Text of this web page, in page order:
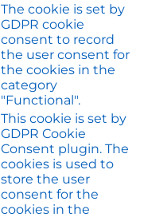
The cookie is set by
GDPR cookie
consent to record
the user consent for
the cookies in the
category
"Functional".
This cookie is set by
GDPR Cookie
Consent plugin. The
cookies is used to
store the user
consent for the
cookies in the